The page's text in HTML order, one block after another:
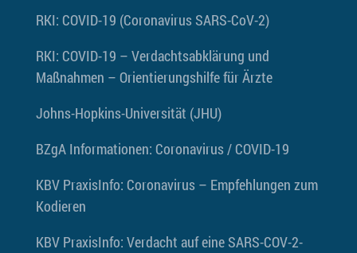
RKI: COVID-19 (Coronavirus SARS-CoV-2)
RKI: COVID-19 – Verdachtsabklärung und
Maßnahmen – Orientierungshilfe für Ärzte
Johns-Hopkins-Universität (JHU)
BZgAInformationen: Coronavirus / COVID-19
KBV PraxisInfo: Coronavirus – Empfehlungen zum
Kodieren
KBV PraxisInfo: Verdacht auf eine SARS-COV-2-